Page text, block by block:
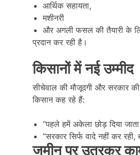
आर्थिक सहायता,
मशीनरी
और अगली फसल की तैयारी के
प्रदान कर रही है।
किसानों में नई उम्मीद
सीचेवाल की मौजूदगी और सरकार
किसान कह रहे हैं:
“पहले हमें अकेला छोड़ दिया
“सरकार सिर्फ वादे नहीं कर
जमीन पर उतरकर